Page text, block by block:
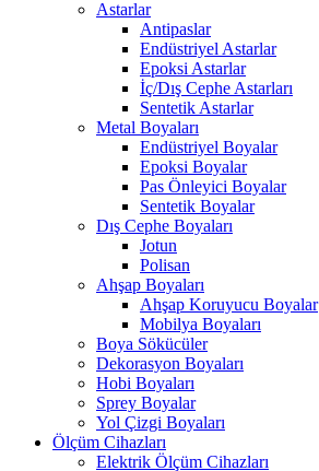
Astarlar
Antipaslar
Endüstriyel Astarlar
Epoksi Astarlar
İç/Dış Cephe Astarları
Sentetik Astarlar
Metal Boyaları
Endüstriyel Boyalar
Epoksi Boyalar
Pas Önleyici Boyalar
Sentetik Boyalar
Dış Cephe Boyaları
Jotun
Polisan
Ahşap Boyaları
Ahşap Koruyucu Boyalar
Mobilya Boyaları
Boya Sökücüler
Dekorasyon Boyaları
Hobi Boyaları
Sprey Boyalar
Yol Çizgi Boyaları
Ölçüm Cihazları
Elektrik Ölçüm Cihazları